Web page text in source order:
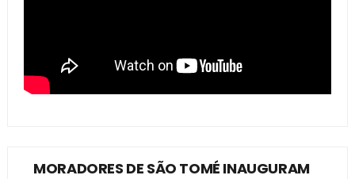
MORADORES DE SÃO TOMÉ INAUGURAM